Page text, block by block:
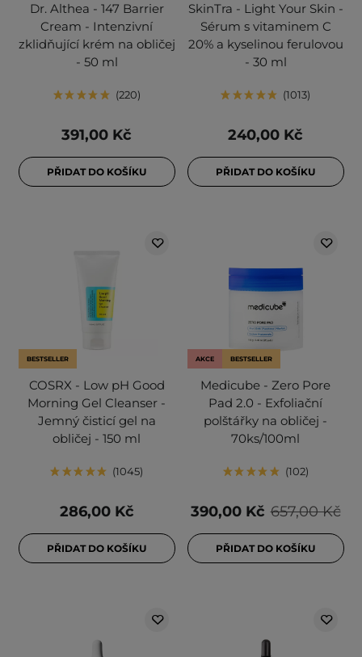
Dr. Althea - 147 Barrier
Cream - Intenzivní
zklidňující krém na obličej
- 50 ml
220
391,00 Kč
PŘIDAT DO KOŠÍKU
SkinTra - Light Your Skin -
Sérum s vitaminem C
20% a kyselinou ferulovou
- 30 ml
1013
240,00 Kč
PŘIDAT DO KOŠÍKU
BESTSELLER
COSRX - Low pH Good
Morning Gel Cleanser -
Jemný čisticí gel na
obličej - 150 ml
1045
286,00 Kč
PŘIDAT DO KOŠÍKU
AKCE BESTSELLER
Medicube - Zero Pore
Pad 2.0 - Exfoliační
polštářky na obličej -
70ks/100ml
102
657,00 Kč
390,00 Kč
PŘIDAT DO KOŠÍKU